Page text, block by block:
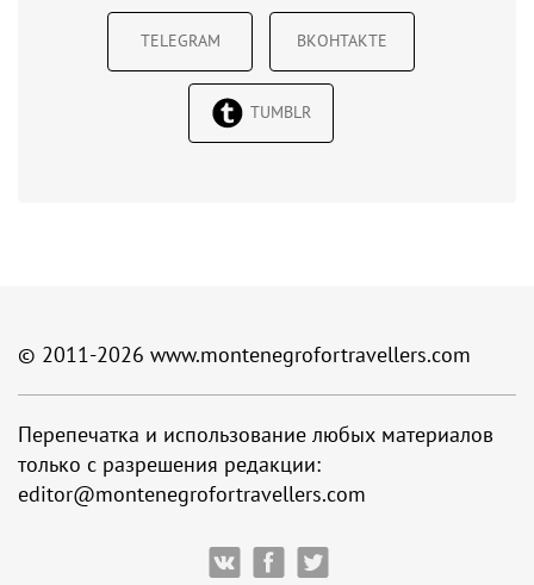
TELEGRAM ВКОНТАКТЕ
TUMBLR
© 2011-2026 www.montenegrofortravellers.com
Перепечатка и использование любых материалов
только с разрешения редакции:
editor@montenegrofortravellers.com